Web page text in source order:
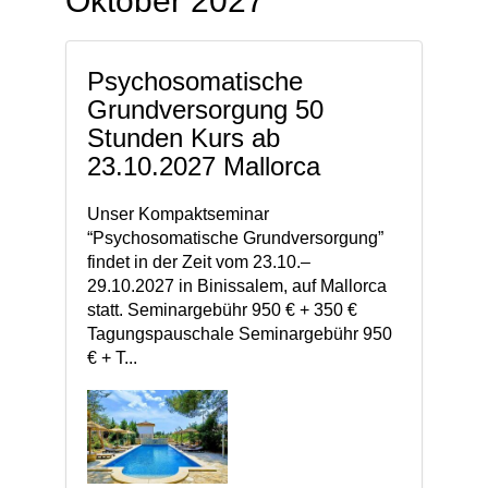
Psychosomatische
Grundversorgung 50
Stunden Kurs ab
23.10.2027 Mallorca
Unser Kompaktseminar
“Psychosomatische Grundversorgung”
findet in der Zeit vom 23.10.–
29.10.2027 in Binissalem, auf Mallorca
statt. Seminargebühr 950 € + 350 €
Tagungspauschale Seminargebühr 950
€ + T...